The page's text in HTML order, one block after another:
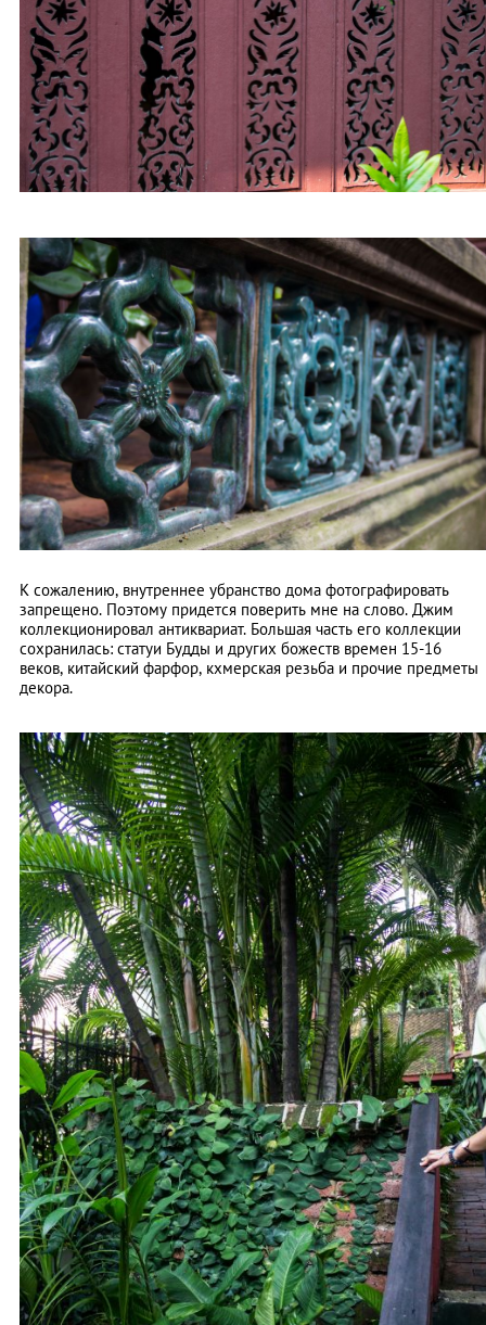
К сожалению, внутреннее убранство дома фотографировать
запрещено. Поэтому придется поверить мне на слово. Джим
коллекционировал антиквариат. Большая часть его коллекции
сохранилась: статуи Будды и других божеств времен 15-16
веков, китайский фарфор, кхмерская резьба и прочие предметы
декора.